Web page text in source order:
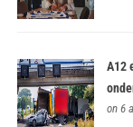
A12
on 6